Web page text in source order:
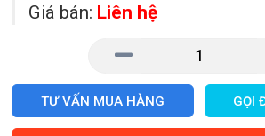
Giá bán: Liên hệ
TƯ VẤN MUA HÀNG GỌI